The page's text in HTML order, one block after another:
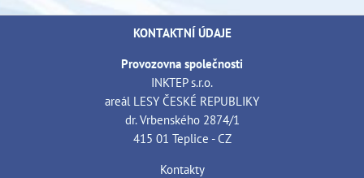
KONTAKTNÍ ÚDAJE
Provozovna společnosti
INKTEP s.r.o.
areál LESY ČESKÉ REPUBLIKY
dr. Vrbenského 2874/1
415 01 Teplice - CZ
Kontakty